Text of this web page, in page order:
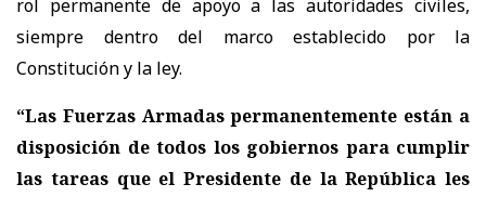
rol permanente de apoyo a las autoridades civiles,
siempre dentro del marco establecido por la
Constitución y la ley.
“Las Fuerzas Armadas permanentemente están a
disposición de todos los gobiernos para cumplir
las tareas que el Presidente de la República les